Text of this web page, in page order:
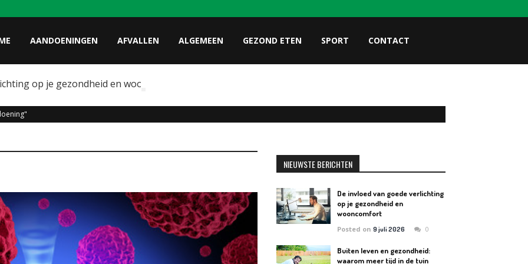
AANDOENINGEN AFVALLEN ALGEMEEN GEZOND ETEN SPORT CONTACT
op je gezondheid en wooncomfort
NIEUWSTE BERICHTEN
De invloed van goede verlichting
op je gezondheid en
wooncomfort
Posted on9 juli 2026 0
Buiten leven en gezondheid:
waarom meer tijd in de tuin